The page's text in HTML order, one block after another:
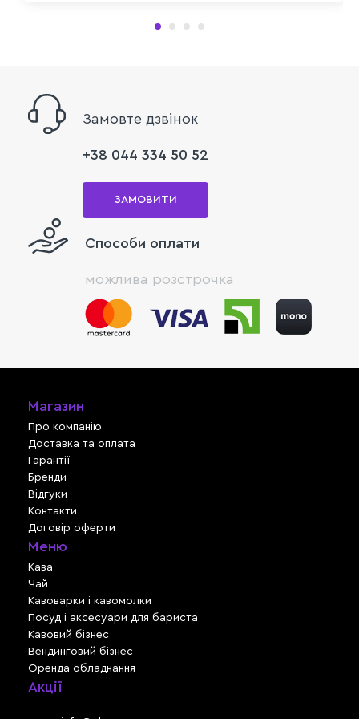
Замовте дзвінок
+38 044 334 50 52
ЗАМОВИТИ
Способи оплати
можлива розстрочка
Магазин
Про компанію
Доставка та оплата
Гарантії
Бренди
Відгуки
Контакти
Договір оферти
Меню
Кава
Чай
Кавоварки і кавомолки
Посуд і аксесуари для бариста
Кавовий бізнес
Вендинговий бізнес
Оренда обладнання
Акції